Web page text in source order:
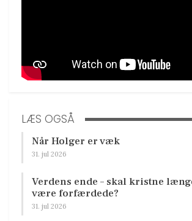
LÆS OGSÅ
Når Holger er væk
31. jul 2026
Verdens ende – skal kristne
være forfærdede?
31. jul 2026